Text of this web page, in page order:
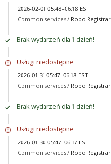
2026-02-01 05:48–06:18 EST
Common services / Robo Registrar
Brak wydarzeń dla 1 dzień!
Usługi niedostępne
2026-01-31 05:47–06:18 EST
Common services / Robo Registrar
Brak wydarzeń dla 1 dzień!
Usługi niedostępne
2026-01-30 05:47–06:17 EST
Common services / Robo Registrar